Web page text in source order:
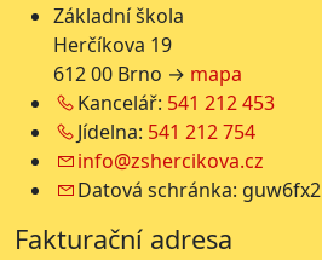
Základní škola
Herčíkova 19
612 00 Brno → mapa
Kancelář: 541 212 453
Jídelna: 541 212 754
info@zshercikova.cz
Datová schránka: guw6fx2
Fakturační adresa